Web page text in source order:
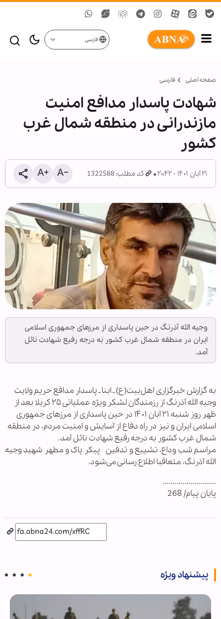
فارسی
صفحه اصلی فارسی
شهادت پاسدار مدافع امنیت
مازندرانی در منطقه شمال غرب
کشور
۲۱ آبان ۱۴۰۱ - ۲۰:۴۲ کد مطلب: 1322588
وجیه الله آذرنگ در حین پاسداری از مرز‌های جمهوری اسلامی
ایران در منطقه شمال غرب کشور به درجه رفیع شهادت نائل
آمد.
به گزارش خبرگزاری اهل‌بیت(ع) ـ ابنا ـ پاسدار مدافع حریم ولایت
وجیه الله آذرنگ از رزمندگان لشکر ویژه عملیاتی ۲۵ کربلا بعد از
ظهر روز شنبه ۲۱ آبان ۱۴۰۱ در حین پاسداری از مرز‌های جمهوری
اسلامی ایران و نیز در راه دفاع از آسایش و امنیت مردم، در منطقه
شمال غرب کشور به درجه رفیع شهادت نائل آمد.
مراسم شب وداع، تشییع و تدفین پیکر پاک و مطهر شهید وجیه
الله آذرنگ، متعاقبا اطلاع رسانی می‌شود.
...........................
پایان پیام/ 268
پیشنهاد ویژه